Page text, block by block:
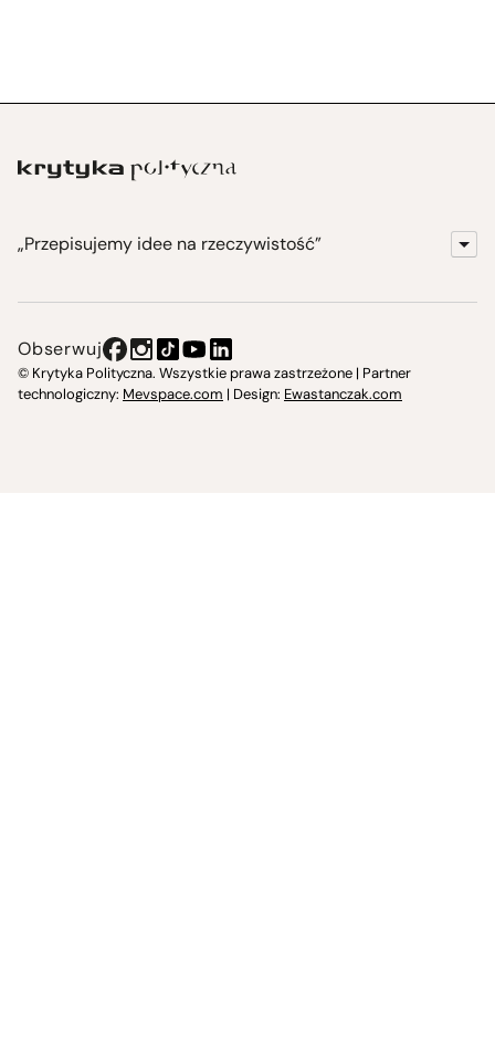
„Przepisujemy idee na rzeczywistość”
Instytut Krytyki Politycznej
Obserwuj
© Krytyka Polityczna. Wszystkie prawa zastrzeżone | Partner
technologiczny: Mevspace.com | Design: Ewastanczak.com